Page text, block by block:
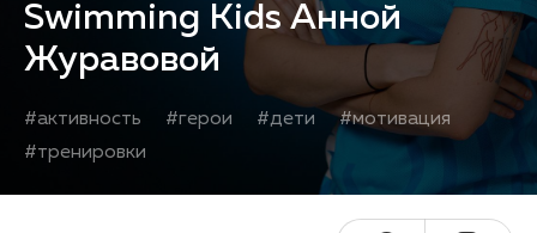
Swimming Kids Анной
Журавовой
#активность #герои #дети #мотивация
#тренировки